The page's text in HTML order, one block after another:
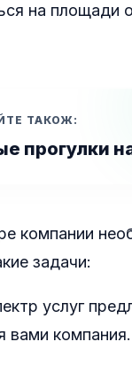
на площади
ТАКОЖ:
прогулки
компании
задачи:
услуг
вами компания.